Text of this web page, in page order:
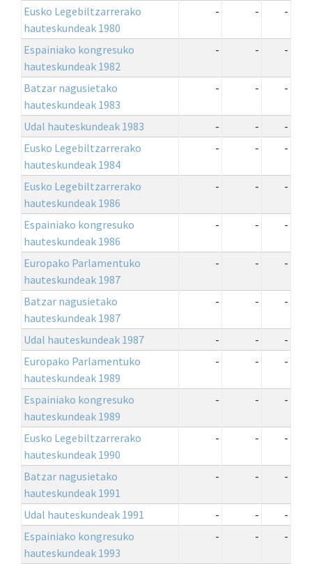
Eusko Legebiltzarrerako
hauteskundeak 1980
- - -
Espainiako kongresuko
hauteskundeak 1982
- - -
Batzar nagusietako
hauteskundeak 1983
- - -
Udal hauteskundeak 1983 - -
-
Eusko Legebiltzarrerako
hauteskundeak 1984
- - -
Eusko Legebiltzarrerako
hauteskundeak 1986
- - -
Espainiako kongresuko
hauteskundeak 1986
- - -
Europako Parlamentuko
hauteskundeak 1987
- - -
Batzar nagusietako
hauteskundeak 1987
- - -
Udal hauteskundeak 1987 - -
-
Europako Parlamentuko
hauteskundeak 1989
- - -
Espainiako kongresuko
hauteskundeak 1989
- - -
Eusko Legebiltzarrerako
hauteskundeak 1990
- - -
Batzar nagusietako
hauteskundeak 1991
- - -
Udal hauteskundeak 1991 - -
-
Espainiako kongresuko
hauteskundeak 1993
- - -